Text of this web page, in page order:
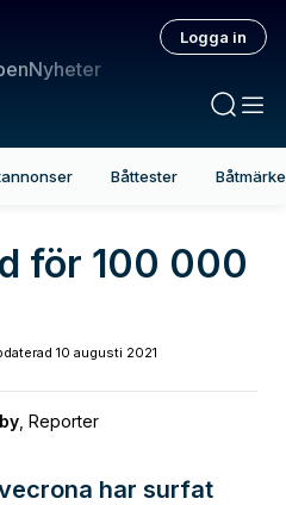
Nyheter
Logga in
Båttester
för 100 000
10 augusti 2021
Reporter
har surfat